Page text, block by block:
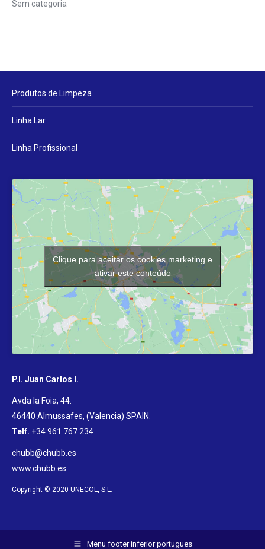
Sem categoria
Produtos de Limpeza
Linha Lar
Linha Profissional
Clique para aceitar os cookies marketing e
ativar este conteúdo
P.I. Juan Carlos I.
Avda la Foia, 44.
46440 Almussafes, (Valencia) SPAIN
Telf. +34 961 767 234
chubb@chubb.es
www.chubb.es
Copyright © 2020 UNECOL, S.L.
Menu footer inferior portugues